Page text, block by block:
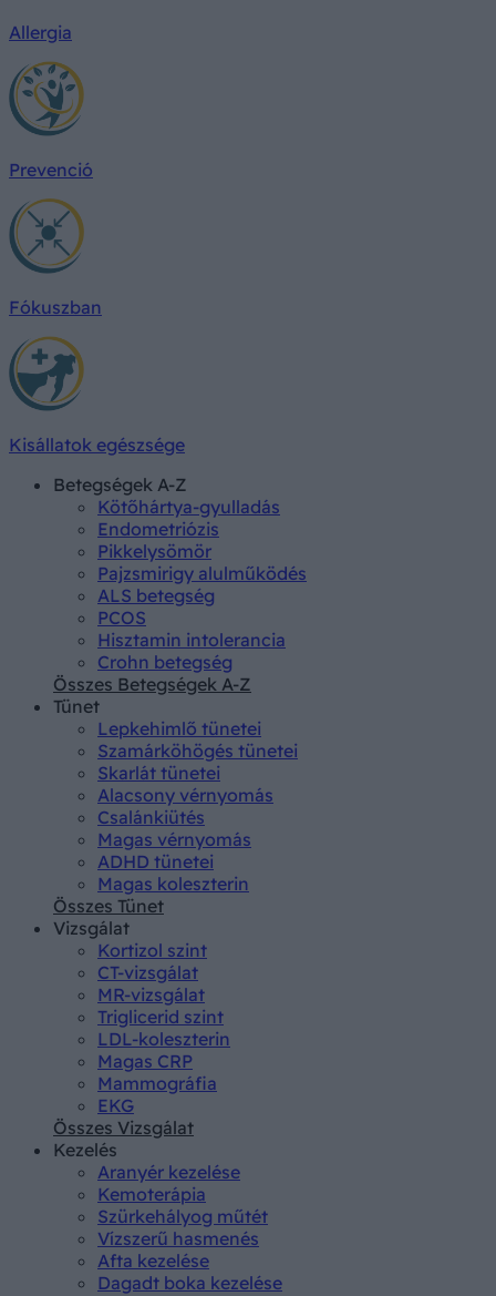
Allergia
Prevenció
Fókuszban
Kisállatok egészsége
Betegségek A-Z
Kötőhártya-gyulladás
Endometriózis
Pikkelysömör
Pajzsmirigy alulműködés
ALS betegség
PCOS
Hisztamin intolerancia
Crohn betegség
Összes Betegségek A-Z
Tünet
Lepkehimlő tünetei
Szamárköhögés tünetei
Skarlát tünetei
Alacsony vérnyomás
Csalánkiütés
Magas vérnyomás
ADHD tünetei
Magas koleszterin
Összes Tünet
Vizsgálat
Kortizol szint
CT-vizsgálat
MR-vizsgálat
Triglicerid szint
LDL-koleszterin
Magas CRP
Mammográfia
EKG
Összes Vizsgálat
Kezelés
Aranyér kezelése
Kemoterápia
Szürkehályog műtét
Vízszerű hasmenés
Afta kezelése
Dagadt boka kezelése